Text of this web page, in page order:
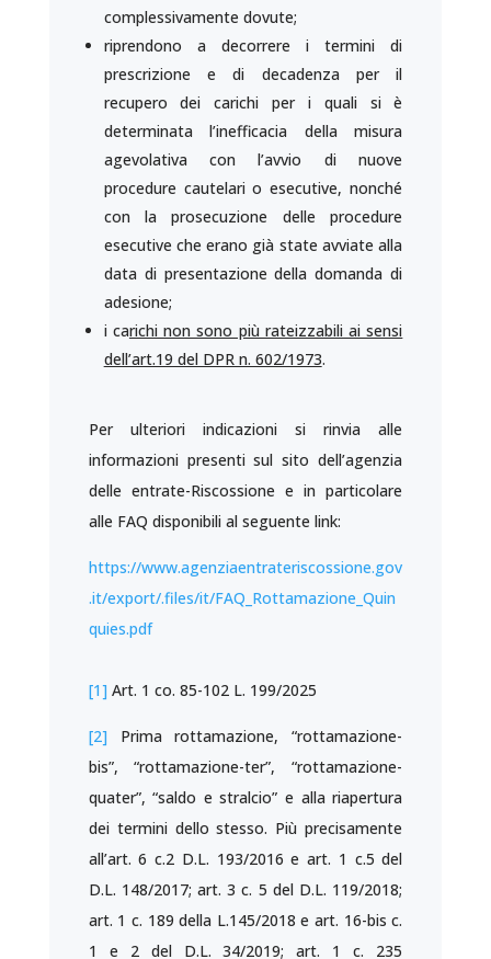
complessivamente dovute;
riprendono a decorrere i termini di
prescrizione e di decadenza per il
recupero dei carichi per i quali si è
determinata l’inefficacia della misura
agevolativa con l’avvio di nuove
procedure cautelari o esecutive, nonché
con la prosecuzione delle procedure
esecutive che erano già state avviate alla
data di presentazione della domanda di
adesione;
i carichi non sono più rateizzabili ai sensi
dell’art.19 del DPR n. 602/1973.
Per ulteriori indicazioni si rinvia alle
informazioni presenti sul sito dell’agenzia
delle entrate-Riscossione e in particolare
alle FAQ disponibili al seguente link:
https://www.agenziaentrateriscossione.gov
.it/export/.files/it/FAQ_Rottamazione_Quin
quies.pdf
[1] Art. 1 co. 85-102 L. 199/2025
[2] Prima rottamazione, “rottamazione-
bis”, “rottamazione-ter”, “rottamazione-
quater”, “saldo e stralcio” e alla riapertura
dei termini dello stesso. Più precisamente
all’art. 6 c.2 D.L. 193/2016 e art. 1 c.5 del
D.L. 148/2017; art. 3 c. 5 del D.L. 119/2018;
art. 1 c. 189 della L.145/2018 e art. 16-bis c.
1 e 2 del D.L. 34/2019; art. 1 c. 235